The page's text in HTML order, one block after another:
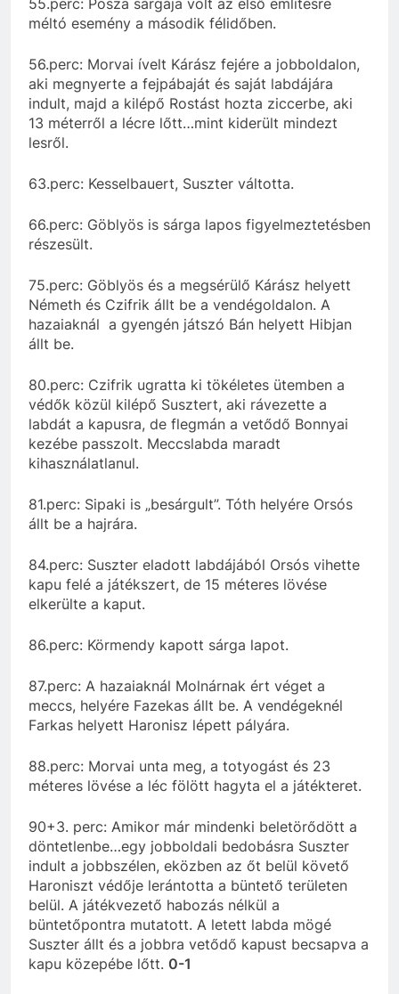
méltó esemény a második félidőben.
56.perc: Morvai ívelt Kárász fejére a jobboldalon,
aki megnyerte a fejpábaját és saját labdájára
indult, majd a kilépő Rostást hozta ziccerbe, aki
13 méterről a lécre lőtt…mint kiderült mindezt
lesről.
63.perc: Kesselbauert, Suszter váltotta.
66.perc: Göblyös is sárga lapos figyelmeztetésben
részesült.
75.perc: Göblyös és a megsérülő Kárász helyett
Németh és Czifrik állt be a vendégoldalon. A
hazaiaknál a gyengén játszó Bán helyett Hibjan
állt be.
80.perc: Czifrik ugratta ki tökéletes ütemben a
védők közül kilépő Susztert, aki rávezette a
labdát a kapusra, de flegmán a vetődő Bonnyai
kezébe passzolt. Meccslabda maradt
kihasználatlanul.
81.perc: Sipaki is „besárgult”. Tóth helyére Orsós
állt be a hajrára.
84.perc: Suszter eladott labdájából Orsós vihette
kapu felé a játékszert, de 15 méteres lövése
elkerülte a kaput.
86.perc: Körmendy kapott sárga lapot.
87.perc: A hazaiaknál Molnárnak ért véget a
meccs, helyére Fazekas állt be. A vendégeknél
Farkas helyett Haronisz lépett pályára.
88.perc: Morvai unta meg, a totyogást és 23
méteres lövése a léc fölött hagyta el a játékteret.
90+3. perc: Amikor már mindenki beletörődött a
döntetlenbe…egy jobboldali bedobásra Suszter
indult a jobbszélen, eközben az őt belül követő
Haroniszt védője lerántotta a büntető területen
belül. A játékvezető habozás nélkül a
büntetőpontra mutatott. A letett labda mögé
Suszter állt és a jobbra vetődő kapust becsapva a
kapu közepébe lőtt. 0-1